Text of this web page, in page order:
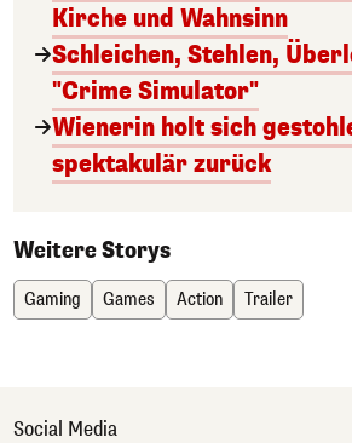
Kirche und Wahnsinn
Schleichen, Stehlen,
"Crime Simulator"
Wienerin holt sich
spektakulär zurück
Weitere Storys
Gaming Games Action Trailer
Social Media